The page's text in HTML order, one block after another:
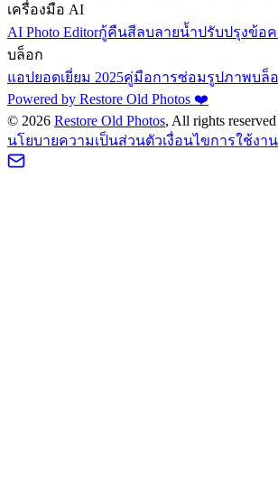
เครื่องมือ AI
AI Photo Editorกู้คืนสีลบลายน้ำปรับปรุงข้อ
บล็อก
แอปยอดเยี่ยม 2025คู่มือการซ่อมรูปภาพบล็
Powered by Restore Old Photos ❤️
© 2026 Restore Old Photos, All rights reserved
นโยบายความเป็นส่วนตัวเงื่อนไขการใช้งาน